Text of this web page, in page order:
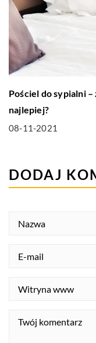
Pościel do sypialni
najlepiej?
08-11-2021
DODAJ